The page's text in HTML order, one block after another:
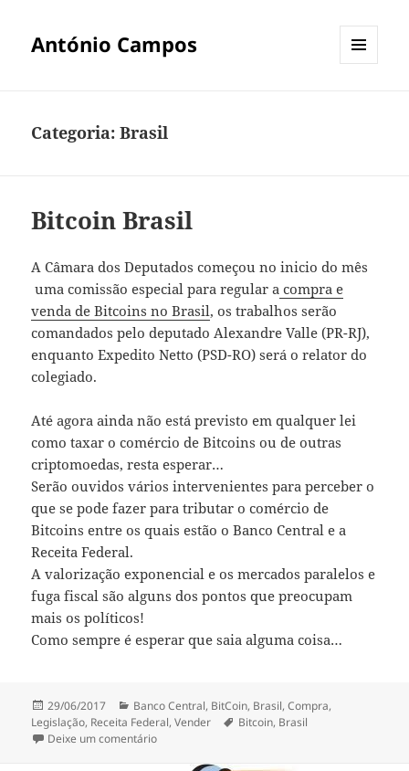
António Campos
Categoria:Brasil
Bitcoin Brasil
A Câmara dos Deputados começou no inicio do mês
uma comissão especial para regular a compra e
venda de Bitcoins no Brasil, os trabalhos serão
comandados pelo deputado Alexandre Valle (PR-RJ),
enquanto Expedito Netto (PSD-RO) será o relator do
colegiado.
Até agora ainda não está previsto em qualquer lei
como taxar o comércio de Bitcoins ou de outras
criptomoedas, resta esperar…
Serão ouvidos vários intervenientes para perceber o
que se pode fazer para tributar o comércio de
Bitcoins entre os quais estão o Banco Central e a
Receita Federal.
A valorização exponencial e os mercados paralelos e
fuga fiscal são alguns dos pontos que preocupam
mais os políticos!
Como sempre é esperar que saia alguma coisa…
Publicado
a
29/06/2017 Categorias
Banco Central, BitCoin, Brasil,Compra,
Legislação, Receita Federal,Vender Etiquetas
Bitcoin, Brasil
Deixe um comentáriosobre Bitcoin Brasil